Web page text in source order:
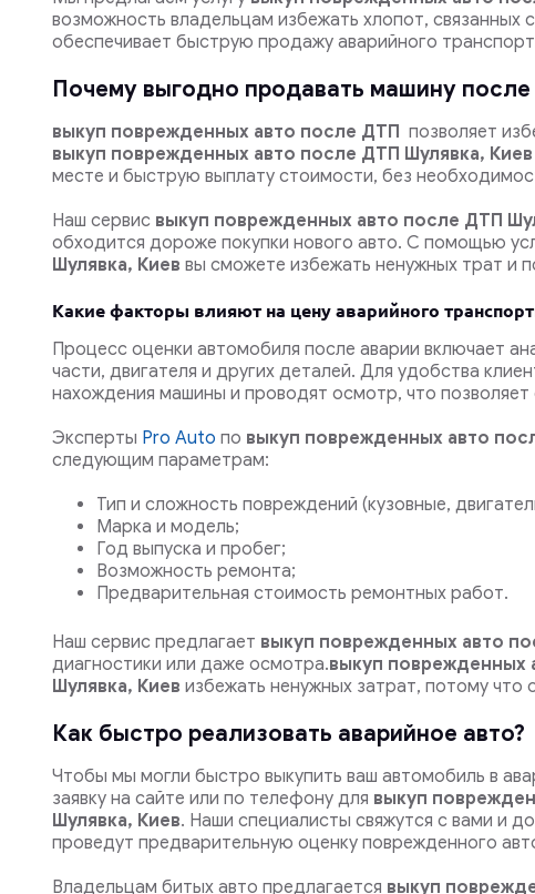
возможность владельцам избежать хлопот,
обеспечивает быструю продажу аварийного
Почему выгодно продавать машину после
выкуп поврежденных авто после ДТП позволяет
выкуп поврежденных авто после ДТП Шулявка, Киев
месте и быструю выплату стоимости, без
Наш сервис выкуп поврежденных авто после ДТП
обходится дороже покупки нового авто. С помощью
Шулявка, Киев вы сможете избежать ненужных трат и
Какие факторы влияют на цену аварийного
Процесс оценки автомобиля после аварии включает
части, двигателя и других деталей. Для удобства
нахождения машины и проводят осмотр, что позволяет
Эксперты Pro Auto по выкуп поврежденных авто
следующим параметрам:
Тип и сложность повреждений (кузовные,
Марка и модель;
Год выпуска и пробег;
Возможность ремонта;
Предварительная стоимость ремонтных работ.
Наш сервис предлагает выкуп поврежденных авто
диагностики или даже осмотра.выкуп поврежденных
Шулявка, Киев избежать ненужных затрат, потому что
Как быстро реализовать аварийное авто?
Чтобы мы могли быстро выкупить ваш автомобиль в
заявку на сайте или по телефону для выкуп
Шулявка, Киев. Наши специалисты свяжутся с вами и
проведут предварительную оценку поврежденного
Владельцам битых авто предлагается выкуп